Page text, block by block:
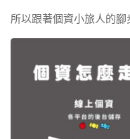
所以跟著個資小旅人的腳